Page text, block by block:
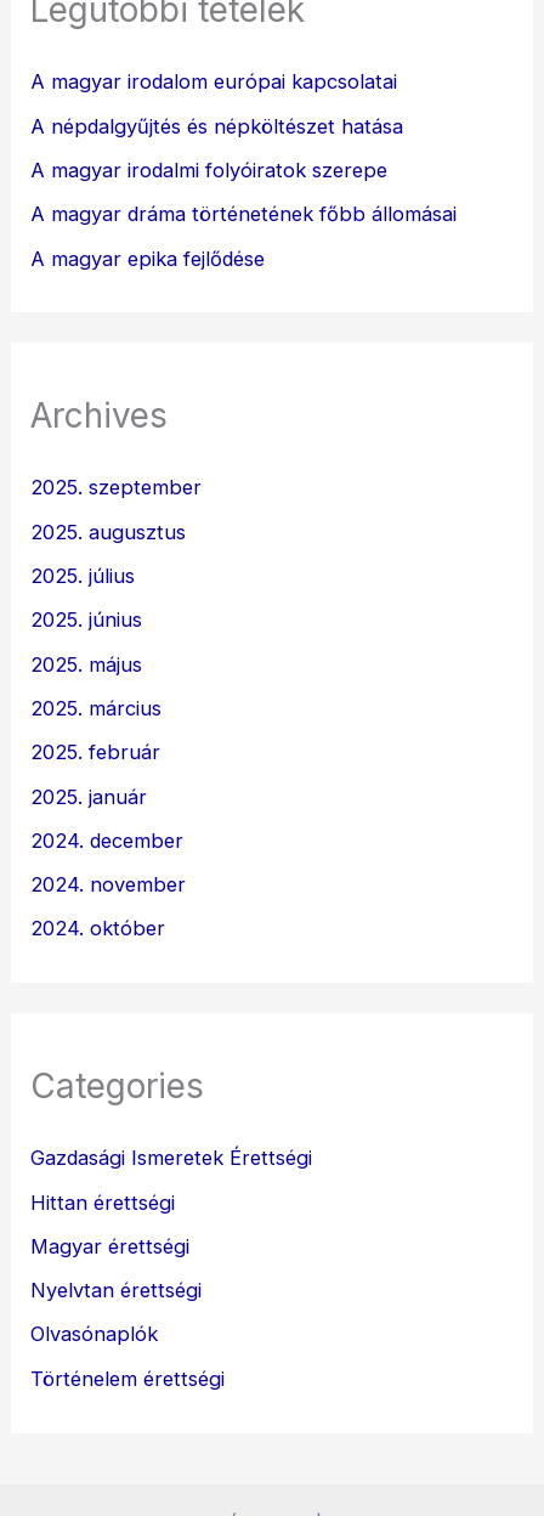
Legutóbbi tételek
A magyar irodalom európai kapcsolatai
A népdalgyűjtés és népköltészet hatása
A magyar irodalmi folyóiratok szerepe
A magyar dráma történetének főbb állomásai
A magyar epika fejlődése
Archives
2025. szeptember
2025. augusztus
2025. július
2025. június
2025. május
2025. március
2025. február
2025. január
2024. december
2024. november
2024. október
Categories
Gazdasági Ismeretek Érettségi
Hittan érettségi
Magyar érettségi
Nyelvtan érettségi
Olvasónaplók
Történelem érettségi